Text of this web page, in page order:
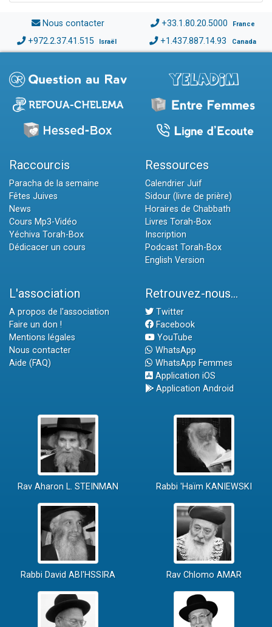
Nous contacter +33.1.80.20.5000 France
+972.2.37.41.515 Israël +1.437.887.14.93 Canada
Raccourcis
Paracha de la semaine
Fêtes Juives
News
Cours Mp3-Vidéo
Yéchiva Torah-Box
Dédicacer un cours
Ressources
Calendrier Juif
Sidour (livre de prière)
Horaires de Chabbath
Livres Torah-Box
Inscription
Podcast Torah-Box
English Version
L'association
A propos de l'association
Faire un don !
Mentions légales
Nous contacter
Aide (FAQ)
Retrouvez-nous...
Twitter
Facebook
YouTube
WhatsApp
WhatsApp Femmes
Application iOS
Application Android
Rav Aharon L. STEINMAN Rabbi 'Haïm KANIEWSKI
Rabbi David ABI'HSSIRA Rav Chlomo AMAR